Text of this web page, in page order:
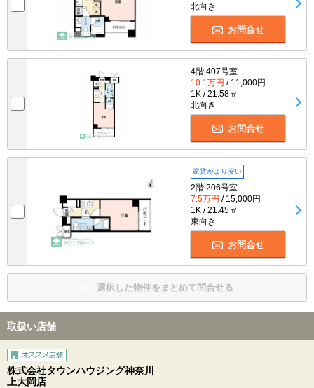
北向き
お問合せ
4階 407号室
10.1万円 / 11,000円
1K / 21.58㎡
北向き
お問合せ
家賃がより安い
2階 206号室
7.5万円 / 15,000円
1K / 21.45㎡
東向き
お問合せ
選択した物件をまとめて問合せる
取扱い店舗
株式会社タウンハウジング神奈川
上大岡店